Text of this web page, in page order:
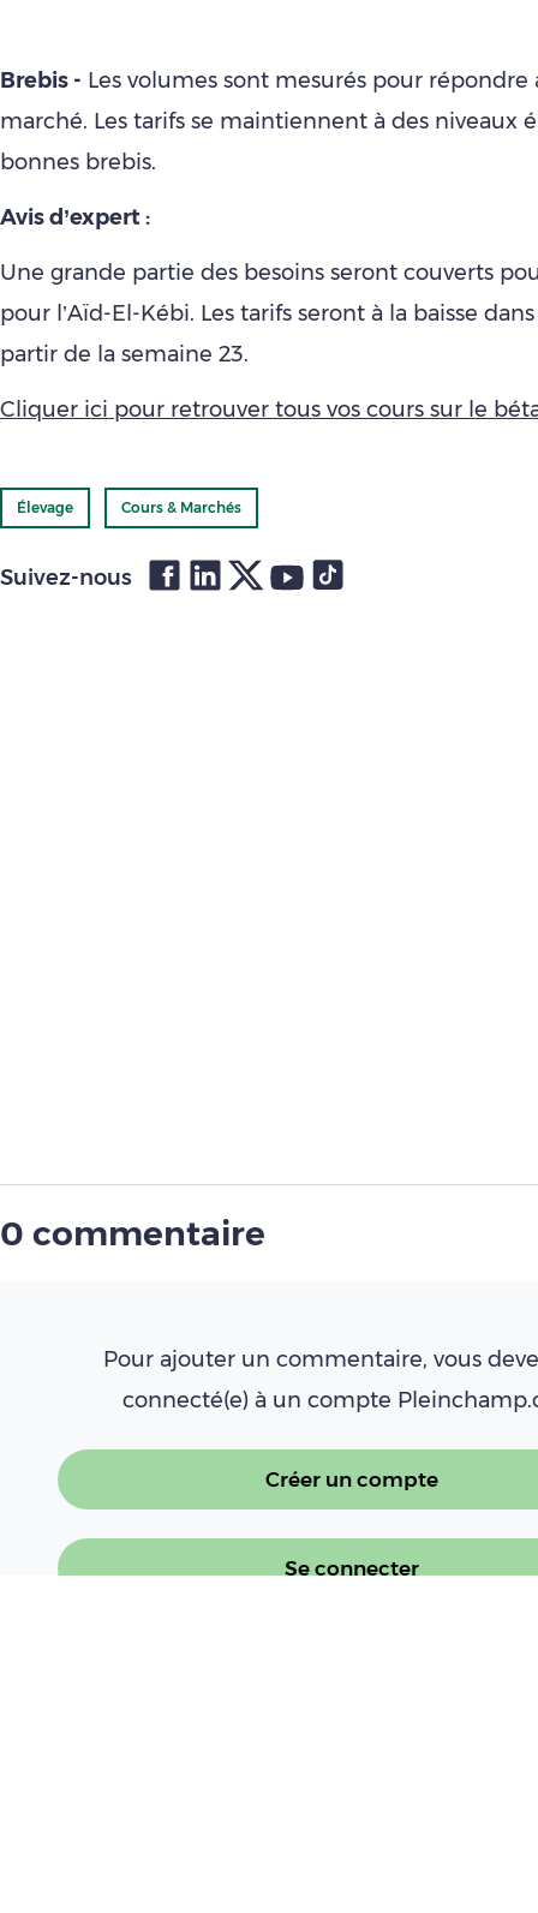
Brebis - Les volumes sont mesurés pour répondre
marché. Les tarifs se maintiennent à des niveaux
bonnes brebis.
Avis d’expert :
Une grande partie des besoins seront couverts
pour l’Aïd-El-Kébi. Les tarifs seront à la baisse
partir de la semaine 23.
Cliquer ici pour retrouver tous vos cours sur le
Élevage Cours & Marchés
Suivez-nous
0 commentaire
Pour ajouter un commentaire, vous
connecté(e) à un compte
Créer un compte
Se connecter